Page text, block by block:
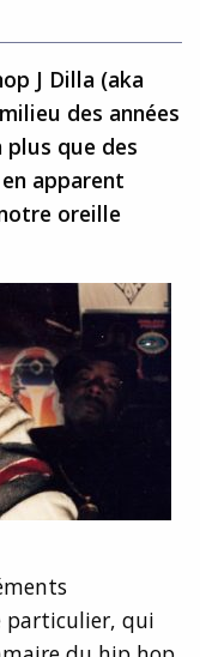
J Dilla (aka
des années
plus que des
apparent
oreille
particulier, qui